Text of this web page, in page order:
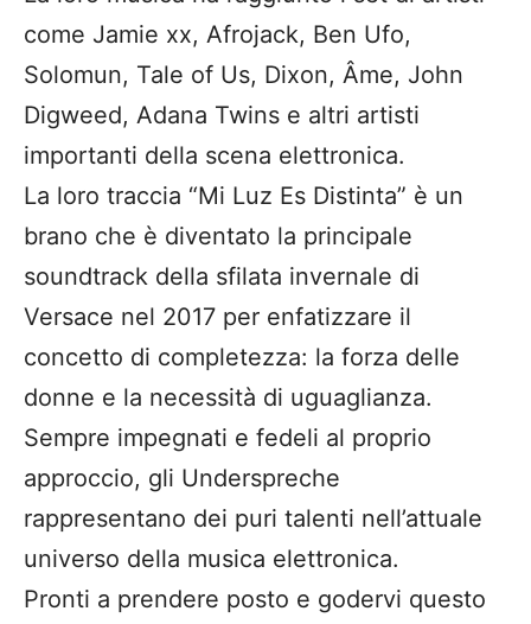
come Jamie xx, Afrojack, Ben Ufo,
Solomun, Tale of Us, Dixon, Âme, John
Digweed, Adana Twins e altri artisti
importanti della scena elettronica.
La loro traccia “Mi Luz Es Distinta” è un
brano che è diventato la principale
soundtrack della sfilata invernale di
Versace nel 2017 per enfatizzare il
concetto di completezza: la forza delle
donne e la necessità di uguaglianza.
Sempre impegnati e fedeli al proprio
approccio, gli Underspreche
rappresentano dei puri talenti nell’attuale
universo della musica elettronica.
Pronti a prendere posto e godervi questo